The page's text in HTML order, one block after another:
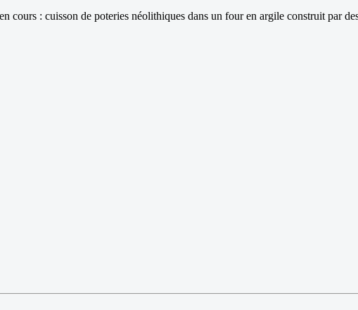
cours : cuisson de poteries néolithiques dans un four en argile construit par